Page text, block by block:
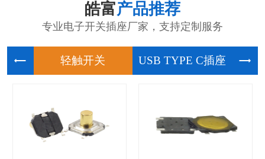
皓富产品推荐
专业电子开关插座厂家，支持定制服务
轻触开关 USB